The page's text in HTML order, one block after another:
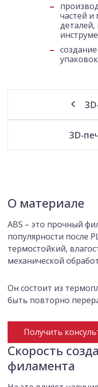
частей и
3D-
О материале
ABS – это прочный
популярности после
термостойкий,
механической
Он состоит из
быть повторно
Получить
Скорость
филамента